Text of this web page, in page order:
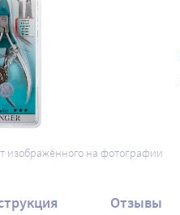
изображённого на фотографии
Отзывы